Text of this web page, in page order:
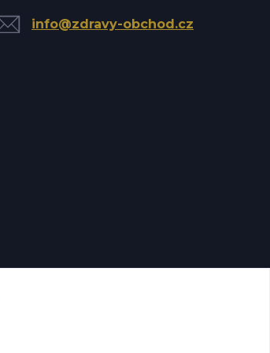
info@zdravy-obchod.cz